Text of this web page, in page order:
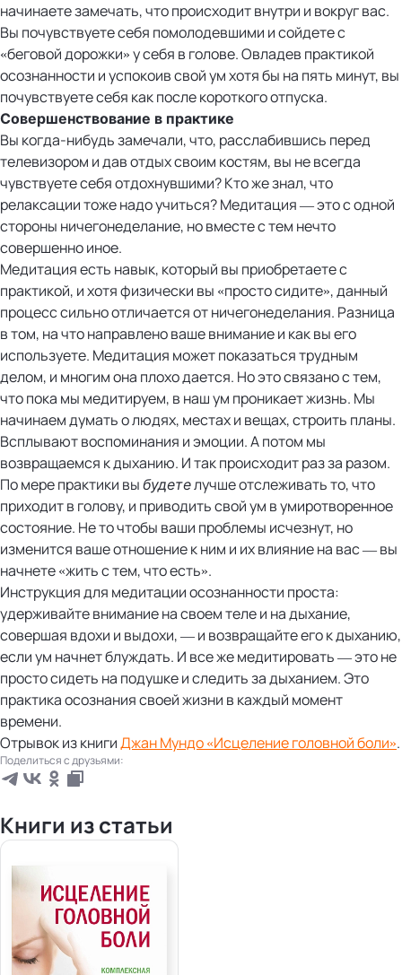
начинаете замечать, что происходит внутри и вокруг вас.
Вы почувствуете себя помолодевшими и сойдете с
«беговой дорожки» у себя в голове. Овладев практикой
осознанности и успокоив свой ум хотя бы на пять минут, вы
почувствуете себя как после короткого отпуска.
Совершенствование в практике
Вы когда-нибудь замечали, что, расслабившись перед
телевизором и дав отдых своим костям, вы не всегда
чувствуете себя отдохнувшими? Кто же знал, что
релаксации тоже надо учиться? Медитация — это с одной
стороны ничегонеделание, но вместе с тем нечто
совершенно иное.
Медитация есть навык, который вы приобретаете с
практикой, и хотя физически вы «просто сидите», данный
процесс сильно отличается от ничегонеделания. Разница
в том, на что направлено ваше внимание и как вы его
используете. Медитация может показаться трудным
делом, и многим она плохо дается. Но это связано с тем,
что пока мы медитируем, в наш ум проникает жизнь. Мы
начинаем думать о людях, местах и вещах, строить планы.
Всплывают воспоминания и эмоции. А потом мы
возвращаемся к дыханию. И так происходит раз за разом.
По мере практики вы будетелучше отслеживать то, что
приходит в голову, и приводить свой ум в умиротворенное
состояние. Не то чтобы ваши проблемы исчезнут, но
изменится ваше отношение к ним и их влияние на вас — вы
начнете «жить с тем, что есть».
Инструкция для медитации осознанности проста:
удерживайте внимание на своем теле и на дыхание,
совершая вдохи и выдохи, — и возвращайте его к дыханию,
если ум начнет блуждать. И все же медитировать — это не
просто сидеть на подушке и следить за дыханием. Это
практика осознания своей жизни в каждый момент
времени.
Отрывок из книгиДжан Мундо «Исцеление головной боли».
Поделиться с друзьями:
Книги из статьи